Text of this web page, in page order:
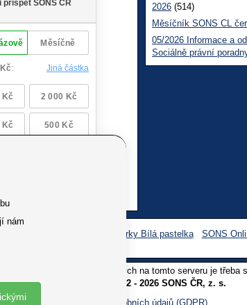
2026 (514)
Měsíčník SONS CL
05/2026 Informace a
Sociálně právní
Facebook sbírky Bílá pastelka SONS
užití textů a obrázků uvedených na tomto serveru je třeba
Copyright © 2012 - 2026 SONS ČR, z. s.
Ochrana osobních údajů (GDPR)
nám